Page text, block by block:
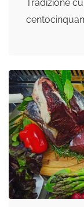
Tradizione